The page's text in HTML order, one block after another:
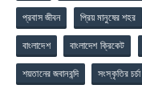
প্রবাস জীবন প্রিয় মানুষের শহর
বাংলাদেশ বাংলাদেশ ক্রিকেট
শয়তানের জবানবন্দি সংস্কৃতির চর্চা